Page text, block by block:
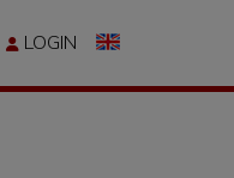
LOGIN